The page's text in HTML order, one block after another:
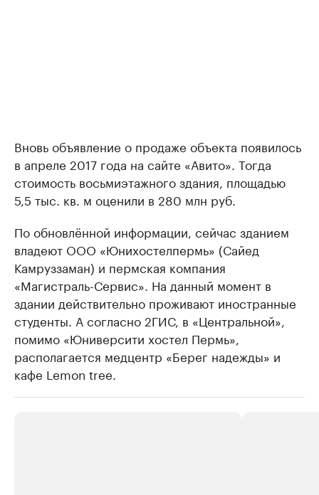
Вновь объявление о продаже объекта появилось
в апреле 2017 года на сайте «Авито». Тогда
стоимость восьмиэтажного здания, площадью
5,5 тыс. кв. м оценили в 280 млн руб.
По обновлённой информации, сейчас зданием
владеют ООО «Юнихостелпермь» (Сайед
Камруззаман) и пермская компания
«Магистраль-Сервис». На данный момент в
здании действительно проживают иностранные
студенты. А согласно 2ГИС, в «Центральной»,
помимо «Юниверсити хостел Пермь»,
располагается медцентр «Берег надежды» и
кафе Lemon tree.